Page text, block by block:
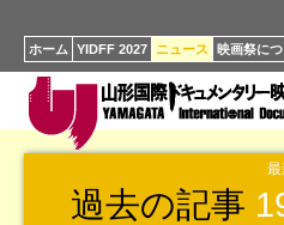
ホーム YIDFF 2027 ニュース 映画祭に
過去の記事